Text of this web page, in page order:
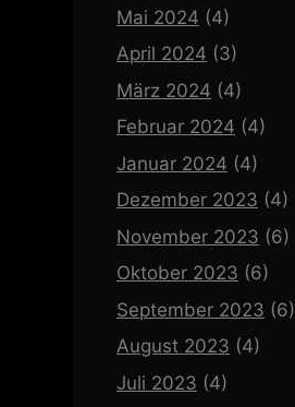
Mai 2024 (4)
April 2024 (3)
März 2024 (4)
Februar 2024 (4)
Januar 2024 (4)
Dezember 2023 (4)
November 2023 (6)
Oktober 2023 (6)
September 2023 (6)
August 2023 (4)
Juli 2023 (4)